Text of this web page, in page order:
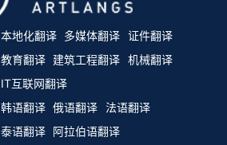
本地化翻译 多媒体翻译 证件翻译
教育翻译 建筑工程翻译 机械翻译
IT互联网翻译
韩语翻译 俄语翻译
法语翻译
泰语翻译 阿拉伯语翻译